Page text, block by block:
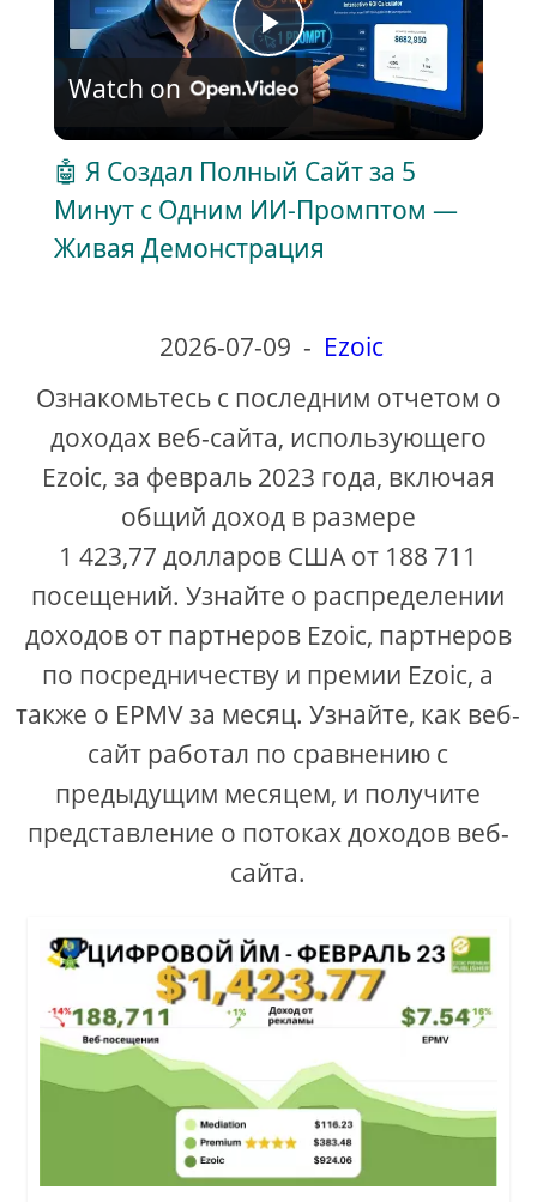
P
l
a
y
V
i
d
e
o
Watch on
🤖 Я Создал Полный Сайт за 5
Минут с Одним ИИ-Промптом —
Живая Демонстрация
2026-07-09 - Ezoic
Ознакомьтесь с последним отчетом о
доходах веб-сайта, использующего
Ezoic, за февраль 2023 года, включая
общий доход в размере
1 423,77 долларов США от 188 711
посещений. Узнайте о распределении
доходов от партнеров Ezoic, партнеров
по посредничеству и премии Ezoic, а
также о EPMV за месяц. Узнайте, как веб-
сайт работал по сравнению с
предыдущим месяцем, и получите
представление о потоках доходов веб-
сайта.